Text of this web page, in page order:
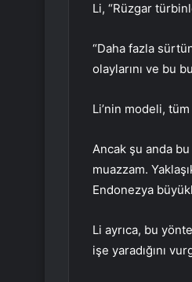
Li, “Rüzgar
“Daha fazla
olaylarını ve bu
Li’nin modeli, tüm
Ancak şu anda
muazzam.
Endonezya
Li ayrıca, bu
işe yaradığını